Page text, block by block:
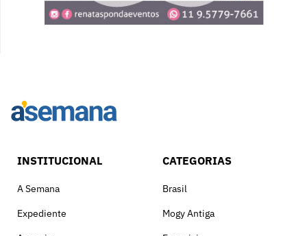
INSTITUCIONAL
A Semana
Expediente
CATEGORIAS
Brasil
Mogy Antiga